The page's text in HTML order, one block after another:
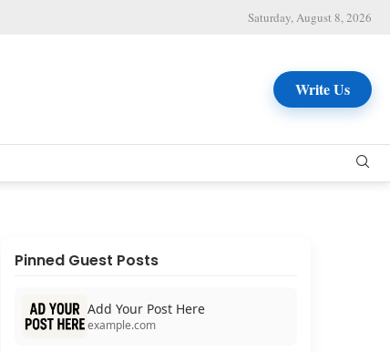
Saturday, August 8, 2026
Write Us
Pinned Guest Posts
Add Your Post Here
example.com